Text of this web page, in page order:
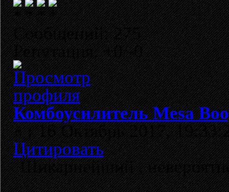
Сообщений: 275
Репутация: +0/-0
Комбоусилитель Mesa
«:16 Октябрь 2017,
Цитировать
Шикарнейший ,